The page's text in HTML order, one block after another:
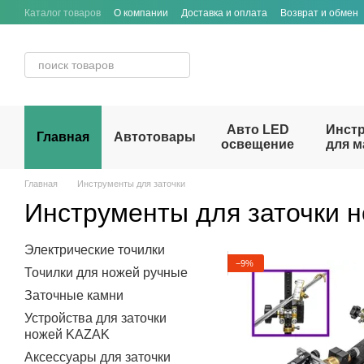
Перейти к основному контенту
Каталог товаров О компании Доставка и оплата Возврат и обмен
Главная Автотовары
Авто LED
освещение
для
Главная Инструменты для заточки
Инструменты для заточки
−9%
Электрические точилки
Точилки для ножей ручные
Заточные камни
Устройства для заточки
ножей KAZAK
Аксессуары для заточки